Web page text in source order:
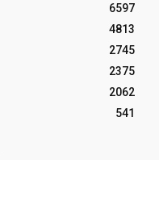
6597
4813
2745
2375
2062
541